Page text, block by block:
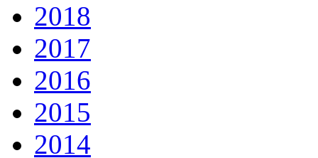
2018
2017
2016
2015
2014